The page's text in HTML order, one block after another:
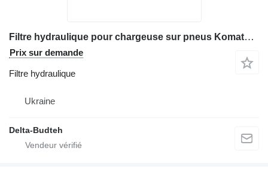
Filtre hydraulique pour chargeuse sur pneus Komatsu WA380
Prix sur demande
Filtre hydraulique
Ukraine
Delta-Budteh